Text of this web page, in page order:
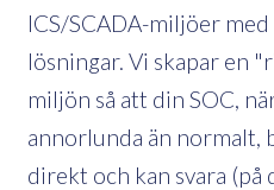
ICS/SCADA-miljöer
lösningar. Vi skapar en
miljön så att din SOC,
annorlunda än normalt,
direkt och kan svara (på